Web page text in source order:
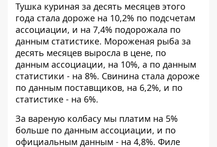
Тушка куриная за десять месяцев этого
года стала дороже на 10,2% по подсчетам
ассоциации, и на 7,4% подорожала по
данным статистике. Мороженая рыба за
десять месяцев выросла в цене, по
данным ассоциации, на 10%, а по данным
статистики - на 8%. Свинина стала дороже
по данным поставщиков, на 6,2%, и по
статистике - на 6%.
За вареную колбасу мы платим на 5%
больше по данным ассоциации, и по
официальным данным - на 4,8%. Филе